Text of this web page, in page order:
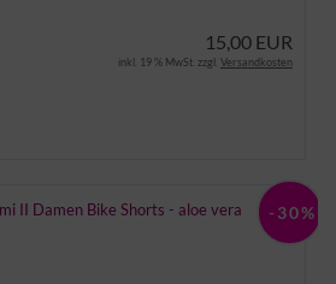
15,00 EUR
inkl. 19 % MwSt. zzgl. Versandkosten
-30%